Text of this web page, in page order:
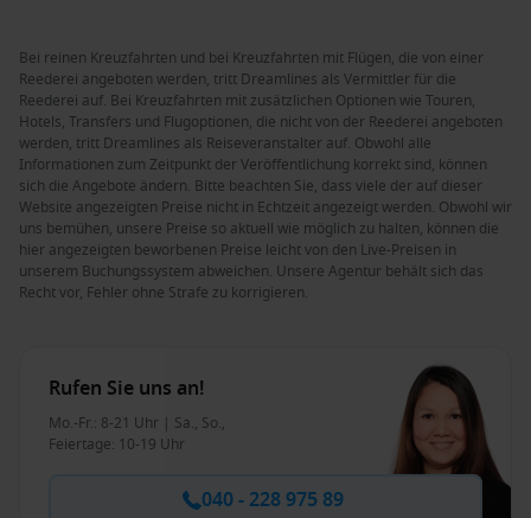
Bei reinen Kreuzfahrten und bei Kreuzfahrten mit Flügen, die von einer
Reederei angeboten werden, tritt Dreamlines als Vermittler für die
Reederei auf. Bei Kreuzfahrten mit zusätzlichen Optionen wie Touren,
Hotels, Transfers und Flugoptionen, die nicht von der Reederei angeboten
werden, tritt Dreamlines als Reiseveranstalter auf. Obwohl alle
Informationen zum Zeitpunkt der Veröffentlichung korrekt sind, können
sich die Angebote ändern. Bitte beachten Sie, dass viele der auf dieser
Website angezeigten Preise nicht in Echtzeit angezeigt werden. Obwohl wir
uns bemühen, unsere Preise so aktuell wie möglich zu halten, können die
hier angezeigten beworbenen Preise leicht von den Live-Preisen in
unserem Buchungssystem abweichen. Unsere Agentur behält sich das
Recht vor, Fehler ohne Strafe zu korrigieren.
Rufen Sie uns an!
Mo.-Fr.: 8-21 Uhr | Sa., So.,
Feiertage: 10-19 Uhr
040 - 228 975 89